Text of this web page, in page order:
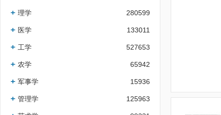
理学 280599
医学 133011
工学 527653
农学 65942
军事学 15936
管理学 125963